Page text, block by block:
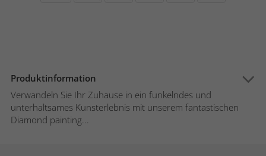
Produktinformation
Verwandeln Sie Ihr Zuhause in ein funkelndes und
unterhaltsames Kunsterlebnis mit unserem fantastischen
Diamond painting...